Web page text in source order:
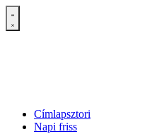
Címlapsztori
Napi friss